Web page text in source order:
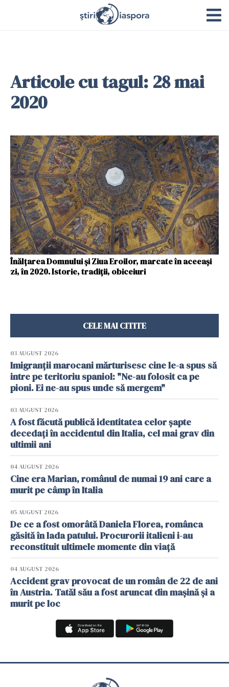
Articole cu tagul: 28 mai
2020
Înălţarea Domnului şi Ziua Eroilor, marcate în aceeaşi
zi, în 2020. Istorie, tradiţii, obiceiuri
CELE MAI CITITE
03 AUGUST 2026
Imigranții marocani mărturisesc cine le-a spus să
intre pe teritoriu spaniol: "Ne-au folosit ca pe
pioni. Ei ne-au spus unde să mergem"
03 AUGUST 2026
A fost făcută publică identitatea celor șapte
decedați în accidentul din Italia, cel mai grav din
ultimii ani
04 AUGUST 2026
Cine era Marian, românul de numai 19 ani care a
murit pe câmp în Italia
05 AUGUST 2026
De ce a fost omorâtă Daniela Florea, românca
găsită în lada patului. Procurorii italieni i-au
reconstituit ultimele momente din viață
04 AUGUST 2026
Accident grav provocat de un român de 22 de ani
în Austria. Tatăl său a fost aruncat din mașină și a
murit pe loc